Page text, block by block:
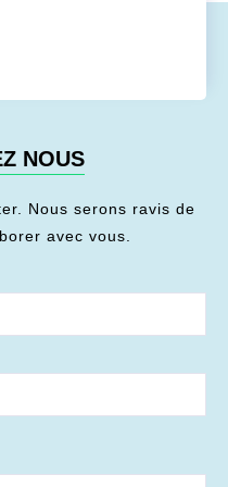
NOUS
Nous serons ravis de
avec vous.